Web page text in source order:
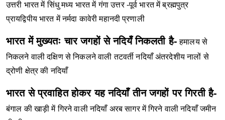
उत्तरी भारत में सिंधुमध्य भारत में गंगाउत्तर -पूर्व भारत में ब्रह्मपुत्र
प्रायद्विपीय भारत में नर्मदा कावेरी महानदी प्रणाली
भारत में मुख्यतः चार जगहों से नदियँ निकलती है- हमालय से
निकलने वाली दक्षिण से निकलने वाली तटवर्ती नदियाँ अंतरदेशीय नालों से
द्रोणी क्षेत्र की नदियाँ
भारत से प्रवाहित होकर यह नदियाँ तीन जगहों पर गिरती है-
बंगाल की खाड़ी में गिरने वाली नदियाँ अरब सागर में गिरने वाली नदियाँ जमीन